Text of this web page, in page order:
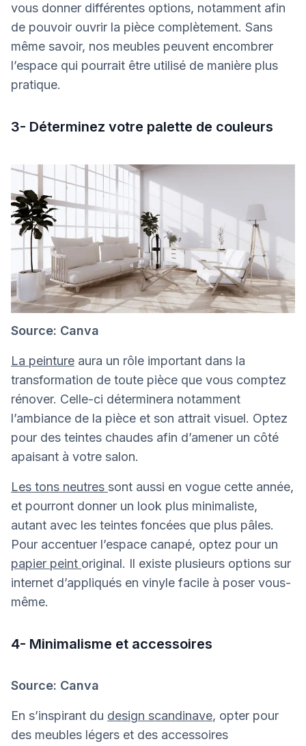
vous donner différentes options, notamment afin
de pouvoir ouvrir la pièce complètement. Sans
même savoir, nos meubles peuvent encombrer
l’espace qui pourrait être utilisé de manière plus
pratique.
3- Déterminez votre palette de couleurs
Source: Canva
La peinture aura un rôle important dans la
transformation de toute pièce que vous comptez
rénover. Celle-ci déterminera notamment
l’ambiance de la pièce et son attrait visuel. Optez
pour des teintes chaudes afin d’amener un côté
apaisant à votre salon.
Les tons neutres sont aussi en vogue cette année,
et pourront donner un look plus minimaliste,
autant avec les teintes foncées que plus pâles.
Pour accentuer l’espace canapé, optez pour un
papier peint original. Il existe plusieurs options sur
internet d’appliqués en vinyle facile à poser vous-
même.
4- Minimalisme et accessoires
Source: Canva
En s’inspirant du design scandinave, opter pour
des meubles légers et des accessoires